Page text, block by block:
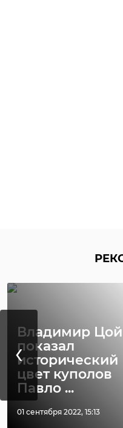
Владимир Цой
показал
исторический
цвет куполов
Павло ...
01 сентября 2022, 15:13
‹